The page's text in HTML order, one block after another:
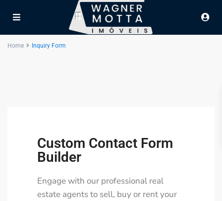
Home Inquiry Form
Custom Contact Form
Builder
Engage with our professional real
estate agents to sell, buy or rent your